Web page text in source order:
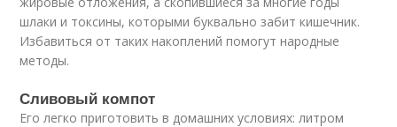
шлаки и токсины, которыми буквально забит кишечник.
Избавиться от таких накоплений помогут народные
методы.
Сливовый компот
Его легко приготовить в домашних условиях: литром